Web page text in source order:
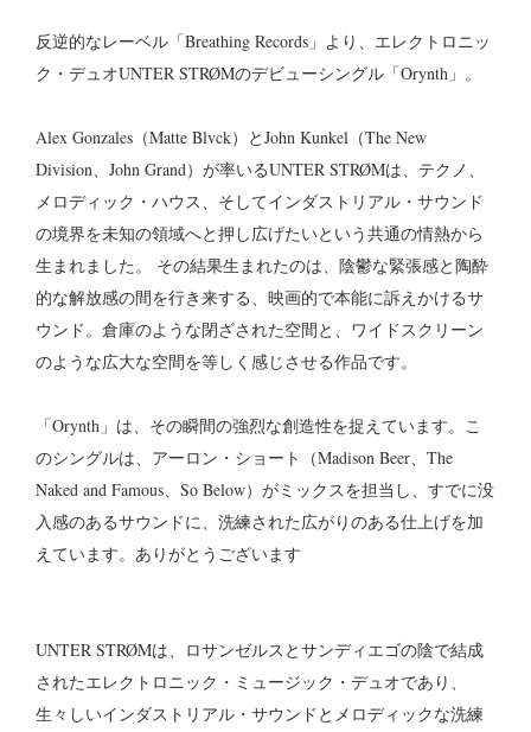
反逆的なレーベル「Breathing Records」より、エレクトロニッ
ク・デュオUNTER STRØMのデビューシングル「Orynth」。
Alex Gonzales（Matte Blvck）とJohn Kunkel（The New
Division、John Grand）が率いるUNTER STRØMは、テクノ、
メロディック・ハウス、そしてインダストリアル・サウンド
の境界を未知の領域へと押し広げたいという共通の情熱から
生まれました。 その結果生まれたのは、陰鬱な緊張感と陶酔
的な解放感の間を行き来する、映画的で本能に訴えかけるサ
ウンド。倉庫のような閉ざされた空間と、ワイドスクリーン
のような広大な空間を等しく感じさせる作品です。
「Orynth」は、その瞬間の強烈な創造性を捉えています。こ
のシングルは、アーロン・ショート（Madison Beer、The
Naked and Famous、So Below）がミックスを担当し、すでに没
入感のあるサウンドに、洗練された広がりのある仕上げを加
えています。ありがとうございます
UNTER STRØMは、ロサンゼルスとサンディエゴの陰で結成
されたエレクトロニック・ミュージック・デュオであり、
生々しいインダストリアル・サウンドとメロディックな洗練